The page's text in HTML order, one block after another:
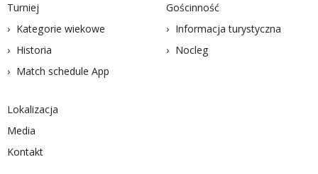
Turniej
Kategorie wiekowe
Historia
Match schedule App
Gościnność
Informacja turystyczna
Nocleg
Lokalizacja
Media
Kontakt